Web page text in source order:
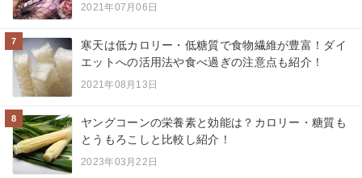
2021年07月06日
7
寒天は低カロリー・低糖質で食物繊維が豊富！ダイ
エットへの活用法や食べ過ぎの注意点も紹介！
2021年08月13日
8
ヤングコーンの栄養素と効能は？カロリー・糖質も
とうもろこしと比較し紹介！
2023年03月22日